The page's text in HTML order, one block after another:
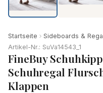
Startseite Sideboards &
Artikel-Nr.: SuVa14543_1
FineBuy
Schuhregal
Klappen